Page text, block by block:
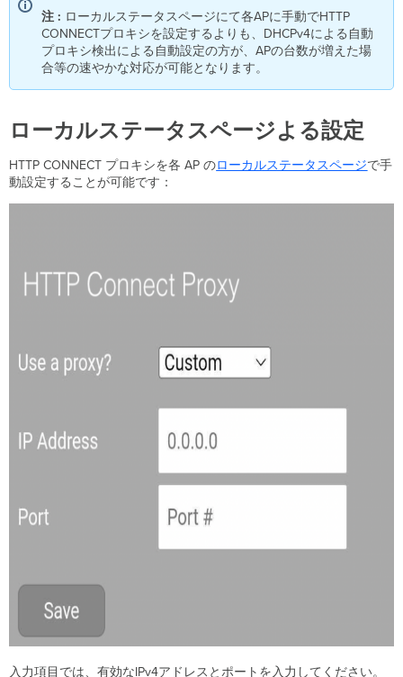
注 : ローカルステータスページにて各APに手動でHTTP
CONNECTプロキシを設定するよりも、DHCPv4による自動
プロキシ検出による自動設定の方が、APの台数が増えた場
合等の速やかな対応が可能となります。
ローカルステータスページよる設定
HTTP CONNECT プロキシを各 AP のローカルステータスページで手
動設定することが可能です：
入力項目では、有効なIPv4アドレスとポートを入力してください。